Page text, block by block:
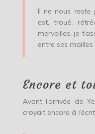
Il ne nous reste
est, troué,
merveilles, je
entre ses
Encore et
Avant l’arrivée de
croyait encore à